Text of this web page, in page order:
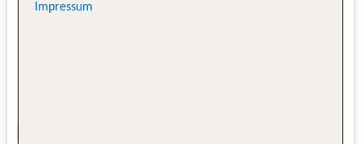
Impressum